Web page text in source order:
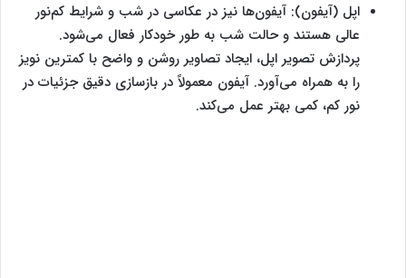
اپل (آیفون): آیفون‌ها نیز در عکاسی در شب و شرایط کم‌نور
عالی هستند و حالت شب به طور خودکار فعال می‌شود.
پردازش تصویر اپل، ایجاد تصاویر روشن و واضح با کمترین نویز
را به همراه می‌آورد. آیفون معمولاً در بازسازی دقیق جزئیات در
نور کم، کمی بهتر عمل می‌کند.